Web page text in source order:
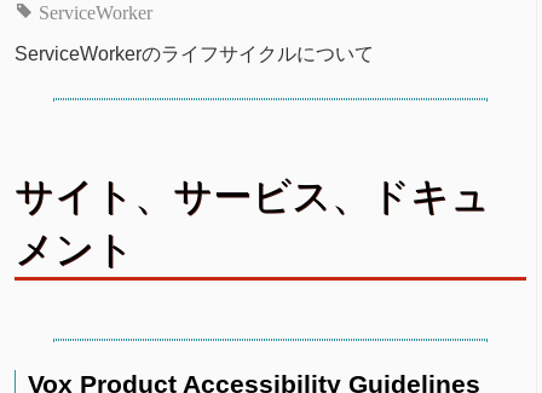
ServiceWorker
ServiceWorkerのライフサイクルについて
サイト、サービス、ドキュ
メント
Vox Product Accessibility Guidelines